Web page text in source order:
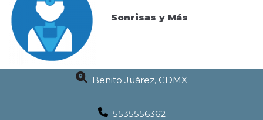
Sonrisas y Más
Benito Juárez, CDMX
5535556362